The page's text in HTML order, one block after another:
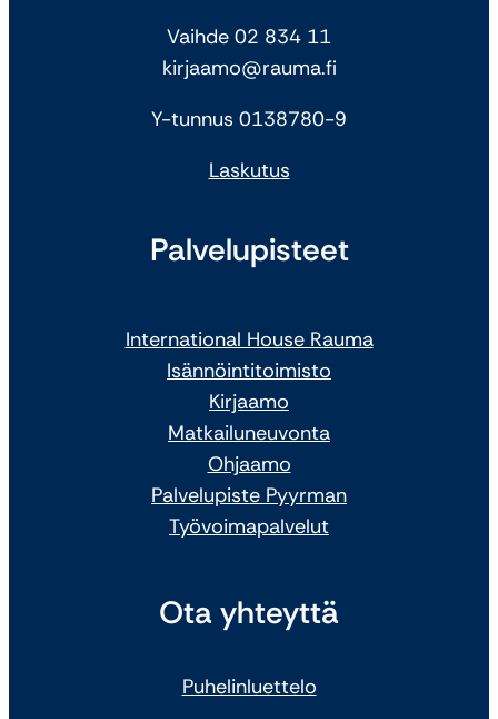
Vaihde 02 834 11
kirjaamo@rauma.fi
Y-tunnus 0138780-9
Laskutus
Palvelupisteet
International House Rauma
Isännöintitoimisto
Kirjaamo
Matkailuneuvonta
Ohjaamo
Palvelupiste Pyyrman
Työvoimapalvelut
Ota yhteyttä
Puhelinluettelo